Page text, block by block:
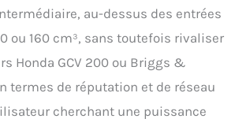
au-dessus des entrées
ou 160 cm³, sans toutefois rivaliser
Honda GCV 200 ou Briggs &
termes de réputation et de réseau
cherchant une puissance